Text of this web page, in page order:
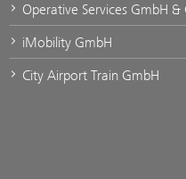
Operative Services GmbH &
iMobility GmbH
City Airport Train GmbH